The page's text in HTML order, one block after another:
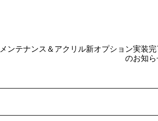
メンテナンス＆アクリル新オプション実装完
のお知ら